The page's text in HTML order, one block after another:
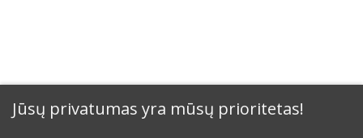
Jūsų privatumas yra mūsų prioritetas!